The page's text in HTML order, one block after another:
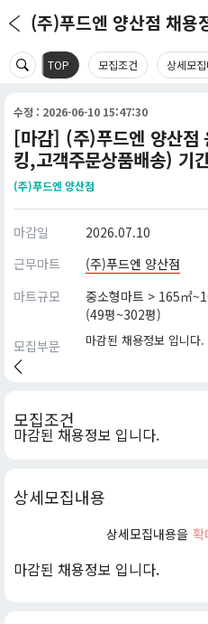
(주)푸드엔 양산점 채용
TOP 모집조건 상세모
수정 : 2026-06-10 15:47:30
[마감] (주)푸드엔 양산점
킹,고객주문상품배송) 기
(주)푸드엔 양산점
마감일
2026.07.10
근무마트
(주)푸드엔 양산점
마트규모
중소형마트 > 165㎡
(49평~302평)
모집부문
마감된 채용정보 입니다.
모집조건
마감된 채용정보 입니다.
상세모집내용
상세모집내용을 확
마감된 채용정보 입니다.